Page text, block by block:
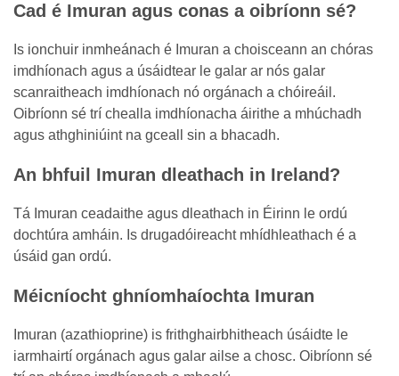
Cad é Imuran agus conas a oibríonn sé?
Is ionchuir inmheánach é Imuran a choisceann an chóras
imdhíonach agus a úsáidtear le galar ar nós galar
scanraitheach imdhíonach nó orgánach a chóireáil.
Oibríonn sé trí chealla imdhíonacha áirithe a mhúchadh
agus athghiniúint na gceall sin a bhacadh.
An bhfuil Imuran dleathach in Ireland?
Tá Imuran ceadaithe agus dleathach in Éirinn le ordú
dochtúra amháin. Is drugadóireacht mhídhleathach é a
úsáid gan ordú.
Méicníocht ghníomhaíochta Imuran
Imuran (azathioprine) is frithghairbhitheach úsáidte le
iarmhairtí orgánach agus galar ailse a chosc. Oibríonn sé